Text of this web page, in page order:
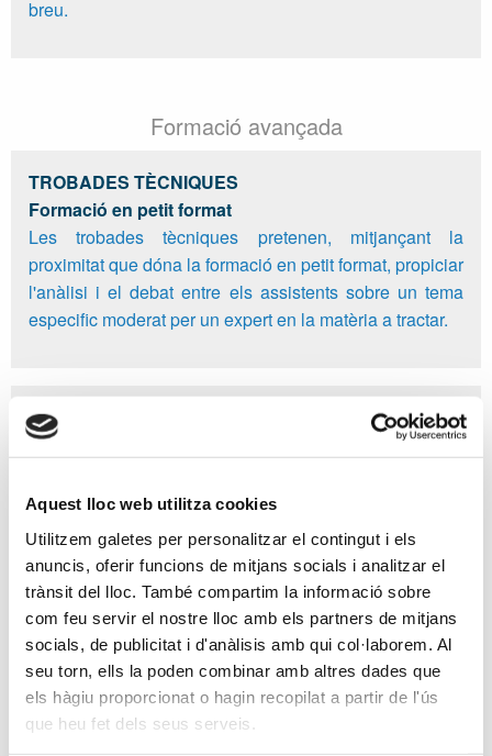
Aquest lloc web utilitza cookies
Utilitzem galetes per personalitzar el contingut i els
anuncis, oferir funcions de mitjans socials i analitzar el
trànsit del lloc. També compartim la informació sobre
com feu servir el nostre lloc amb els partners de mitjans
socials, de publicitat i d'anàlisis amb qui col·laborem. Al
seu torn, ells la poden combinar amb altres dades que
els hàgiu proporcionat o hagin recopilat a partir de l'ús
que heu fet dels seus serveis.
breu.
Formació avançada
TROBADES TÈCNIQUES
Formació en petit format
Les trobades tècniques pretenen, mitjançant la
proximitat que dóna la formació en petit format, propiciar
l'anàlisi i el debat entre els assistents sobre un tema
especific moderat per un expert en la matèria a tractar.
CLUB DE L'IVA
Club exclusiu TT
desitgin pertànyer al club, amb trobades presencials i
un xat exclusiu que permetrà analitzar, departir, formular
i proposar qüestions amb els ponents experts en aquest
impost que presenta molta casuística i complexitat.
WEBINARS, SEMINARIS I CONFERÈNCIES
Col·laboracions
Fruit dels acords de col·laboració de l'APttCB amb